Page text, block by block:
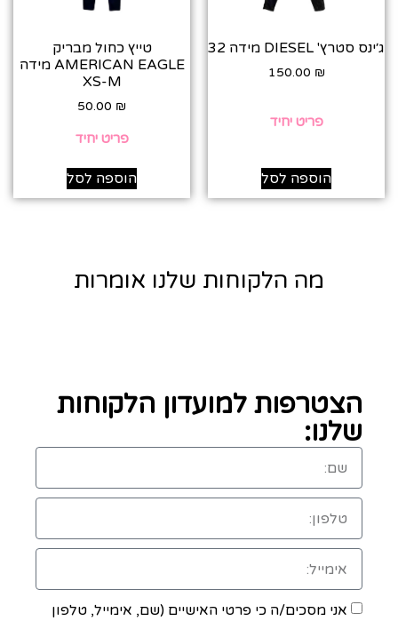
ג׳ינס סטרץ' DIESEL מידה 32
150.00 ₪
פריט יחיד
הוספה לסל
טייץ כחול מבריק
AMERICAN EAGLE מידה
XS-M
50.00 ₪
פריט יחיד
הוספה לסל
מה הלקוחות שלנו אומרות
הצטרפות למועדון הלקוחות
שלנו:
אני מסכים/ה כי פרטי האישיים (שם, אימייל, טלפון